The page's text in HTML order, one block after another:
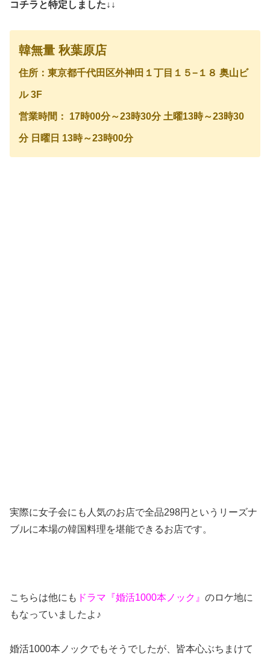
コチラと特定しました↓↓
韓無量 秋葉原店
住所：東京都千代田区外神田１丁目１５−１８ 奥山ビ
ル 3F
営業時間： 17時00分～23時30分 土曜13時～23時30
分 日曜日 13時～23時00分
実際に女子会にも人気のお店で全品298円というリーズナ
ブルに本場の韓国料理を堪能できるお店です。
こちらは他にも ドラマ『婚活1000本ノック』 のロケ地に
もなっていましたよ♪
婚活1000本ノックでもそうでしたが、皆本心ぶちまけて